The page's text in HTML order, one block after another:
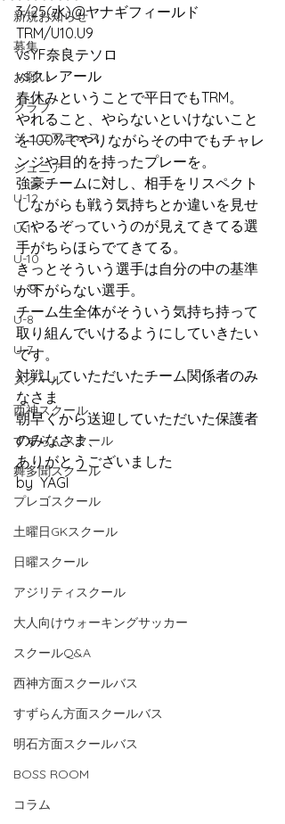
新規お知らせ
募集
お願い
クラブ
ジュニアユース
ジュニア
U-12
U-11
U-10
U-９
U-8
U-7
スクール
西神スクール
すずらんスクール
舞多聞スクール
プレゴスクール
土曜日GKスクール
日曜スクール
アジリティスクール
大人向けウォーキングサッカー
スクールQ&A
西神方面スクールバス
すずらん方面スクールバス
明石方面スクールバス
BOSS ROOM
コラム
3/25(水)@ヤナギフィールド
TRM/U10.U9
vsYF奈良テソロ
vsクレアール
春休みということで平日でもTRM。
やれること、やらないといけないこと
を100%でやりながらその中でもチャレ
ンジや目的を持ったプレーを。
強豪チームに対し、相手をリスペクト
しながらも戦う気持ちとか違いを見せ
てやるぞっていうのが見えてきてる選
手がちらほらでてきてる。
きっとそういう選手は自分の中の基準
が下がらない選手。
チーム生全体がそういう気持ち持って
取り組んでいけるようにしていきたい
です。
対戦していただいたチーム関係者のみ
なさま
朝早くから送迎していただいた保護者
のみなさま、
ありがとうございました
by  YAGI